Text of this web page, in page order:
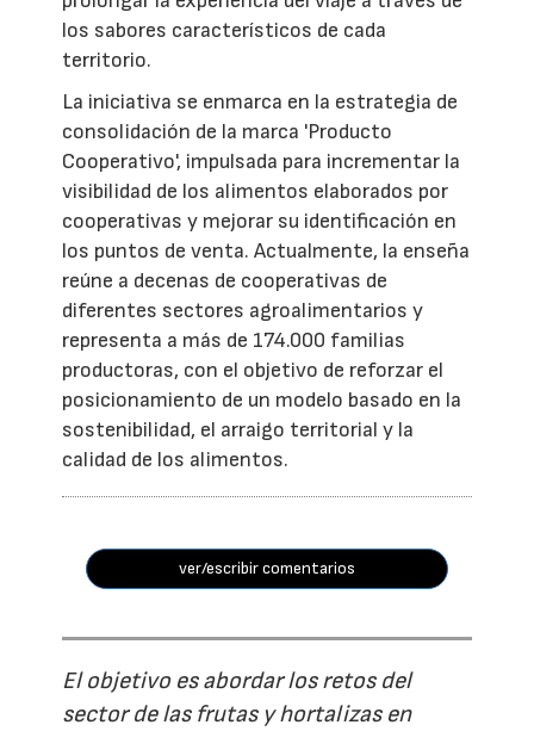
los sabores característicos de cada
territorio.
La iniciativa se enmarca en la estrategia de
consolidación de la marca 'Producto
Cooperativo', impulsada para incrementar la
visibilidad de los alimentos elaborados por
cooperativas y mejorar su identificación en
los puntos de venta. Actualmente, la enseña
reúne a decenas de cooperativas de
diferentes sectores agroalimentarios y
representa a más de 174.000 familias
productoras, con el objetivo de reforzar el
posicionamiento de un modelo basado en la
sostenibilidad, el arraigo territorial y la
calidad de los alimentos.
ver/escribir comentarios
El objetivo es abordar los retos del
sector de las frutas y hortalizas en